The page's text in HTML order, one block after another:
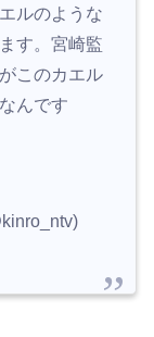
ルのような
す。宮崎監
このカエル
んです